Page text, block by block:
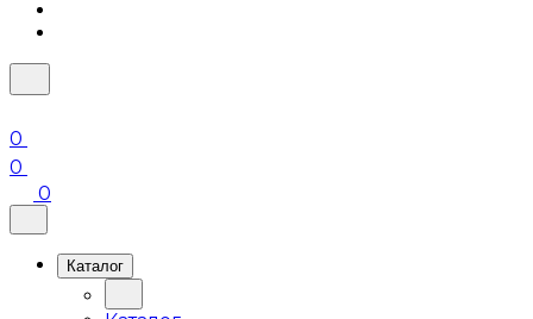
0
0
0
Каталог